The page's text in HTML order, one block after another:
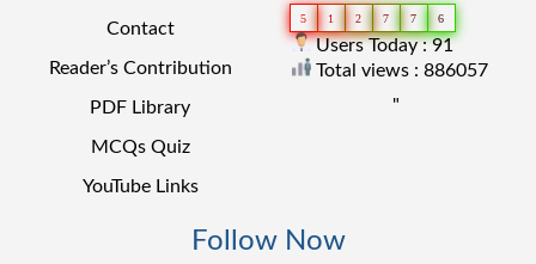
Contact
Reader’s Contribution
PDF Library
MCQs Quiz
YouTube Links
5 1 2 7 7 6
Users Today : 91
Total views : 886057
"
Follow Now